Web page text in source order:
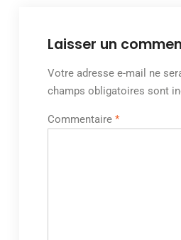
Laisser un
Votre adresse e-mail ne
champs obligatoires sont
Commentaire *